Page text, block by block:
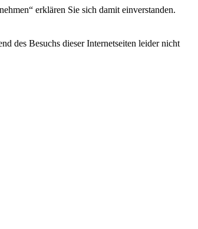
erklären Sie sich damit einverstanden.
des Besuchs dieser Internetseiten leider nicht